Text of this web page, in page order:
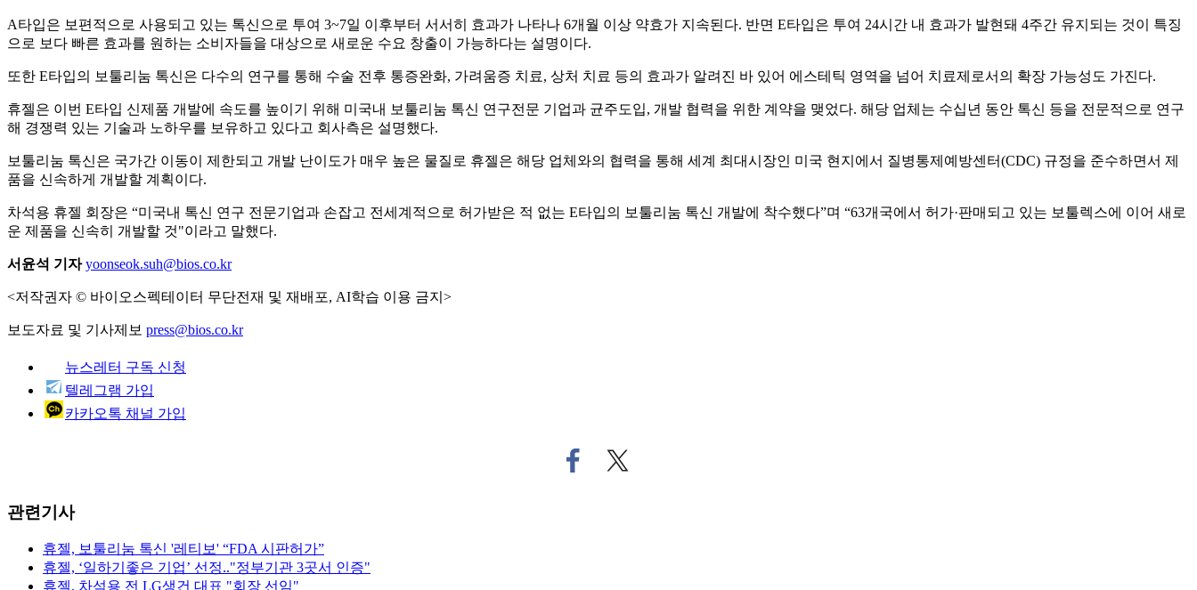
A타입은 보편적으로 사용되고 있는 톡신으로 투여 3~7일 이후부터 서서히 효과가 나타나 6개월 이상 약효가 지속된다. 반면 E타입은 투여 24시간 내 효과가 발현돼 4주간 유지되는 것이 특징
으로 보다 빠른 효과를 원하는 소비자들을 대상으로 새로운 수요 창출이 가능하다는 설명이다.
또한 E타입의 보툴리눔 톡신은 다수의 연구를 통해 수술 전후 통증완화, 가려움증 치료, 상처 치료 등의 효과가 알려진 바 있어 에스테틱 영역을 넘어 치료제로서의 확장 가능성도 가진다.
휴젤은 이번 E타입 신제품 개발에 속도를 높이기 위해 미국내 보툴리눔 톡신 연구전문 기업과 균주도입, 개발 협력을 위한 계약을 맺었다. 해당 업체는 수십년 동안 톡신 등을 전문적으로 연구
해 경쟁력 있는 기술과 노하우를 보유하고 있다고 회사측은 설명했다.
보툴리눔 톡신은 국가간 이동이 제한되고 개발 난이도가 매우 높은 물질로 휴젤은 해당 업체와의 협력을 통해 세계 최대시장인 미국 현지에서 질병통제예방센터(CDC) 규정을 준수하면서 제
품을 신속하게 개발할 계획이다.
차석용 휴젤 회장은 “미국내 톡신 연구 전문기업과 손잡고 전세계적으로 허가받은 적 없는 E타입의 보툴리눔 톡신 개발에 착수했다”며 “63개국에서 허가·판매되고 있는 보툴렉스에 이어 새로
운 제품을 신속히 개발할 것"이라고 말했다.
서윤석 기자 yoonseok.suh@bios.co.kr
<저작권자 © 바이오스펙테이터 무단전재 및 재배포, AI학습 이용 금지>
보도자료 및 기사제보 press@bios.co.kr
뉴스레터 구독 신청
텔레그램 가입
카카오톡 채널 가입
페
이
트
위
관련기사
휴젤, 보툴리눔 톡신 '레티보' “FDA 시판허가”
휴젤, ‘일하기좋은 기업’ 선정.."정부기관 3곳서 인증"
휴젤, 차석용 전 LG생건 대표 "회장 선임"